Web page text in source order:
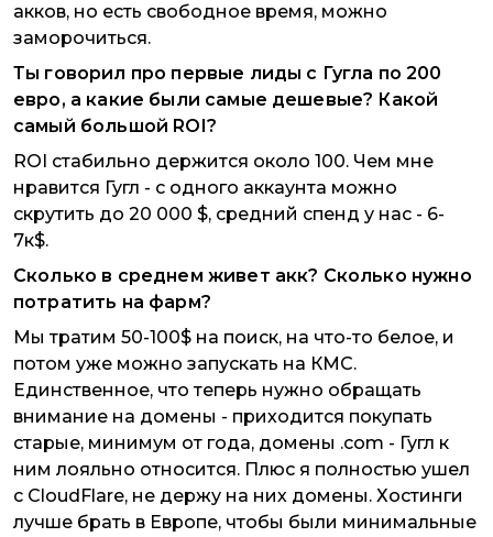
акков, но есть свободное время, можно
заморочиться.
Ты говорил про первые лиды с Гугла по 200
евро, а какие были самые дешевые? Какой
самый большой ROI?
ROI стабильно держится около 100. Чем мне
нравится Гугл - с одного аккаунта можно
скрутить до 20 000 $, средний спенд у нас - 6-
7к$.
Сколько в среднем живет акк? Сколько нужно
потратить на фарм?
Мы тратим 50-100$ на поиск, на что-то белое, и
потом уже можно запускать на КМС.
Единственное, что теперь нужно обращать
внимание на домены - приходится покупать
старые, минимум от года, домены .com - Гугл к
ним лояльно относится. Плюс я полностью ушел
с CloudFlare, не держу на них домены. Хостинги
лучше брать в Европе, чтобы были минимальные